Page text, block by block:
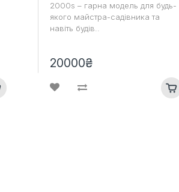
2000s – гарна модель для будь-
якого майстра-садівника та
навіть будів..
20000₴